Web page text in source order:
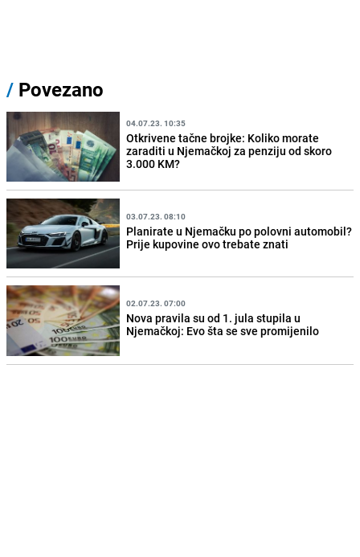
/ Povezano
04.07.23. 10:35
Otkrivene tačne brojke: Koliko morate
zaraditi u Njemačkoj za penziju od skoro
3.000 KM?
03.07.23. 08:10
Planirate u Njemačku po polovni automobil?
Prije kupovine ovo trebate znati
02.07.23. 07:00
Nova pravila su od 1. jula stupila u
Njemačkoj: Evo šta se sve promijenilo